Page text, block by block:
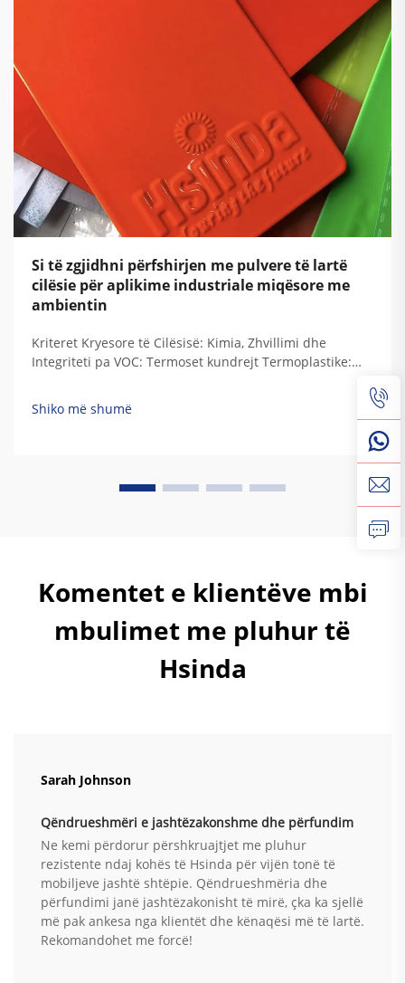
Si të zgjidhni përfshirjen me pulvere të lartë
cilësie për aplikime industriale miqësore me
ambientin
Kriteret Kryesore të Cilësisë: Kimia, Zhvillimi dhe
Integriteti pa VOC: Termoset kundrejt Termoplastike:
Qëndrueshmërisë Industriale Kur rezinet termoset
zhvillohen, ato krijojnë këto lidhje të përhershme të
Shiko më shumë
Komentet e klientëve mbi
mbulimet me pluhur të
Hsinda
Sarah Johnson
Qëndrueshmëri e jashtëzakonshme dhe përfundim
Ne kemi përdorur përshkruajtjet me pluhur
rezistente ndaj kohës të Hsinda për vijën tonë të
mobiljeve jashtë shtëpie. Qëndrueshmëria dhe
përfundimi janë jashtëzakonisht të mirë, çka ka sjellë
më pak ankesa nga klientët dhe kënaqësi më të lartë.
Rekomandohet me forcë!